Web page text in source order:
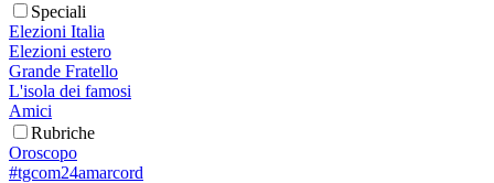
Speciali
Elezioni Italia
Elezioni estero
Grande Fratello
L'isola dei famosi
Amici
Rubriche
Oroscopo
#tgcom24amarcord